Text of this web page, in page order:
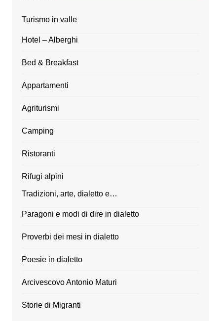
Turismo in valle
Hotel – Alberghi
Bed & Breakfast
Appartamenti
Agriturismi
Camping
Ristoranti
Rifugi alpini
Tradizioni, arte, dialetto e…
Paragoni e modi di dire in dialetto
Proverbi dei mesi in dialetto
Poesie in dialetto
Arcivescovo Antonio Maturi
Storie di Migranti